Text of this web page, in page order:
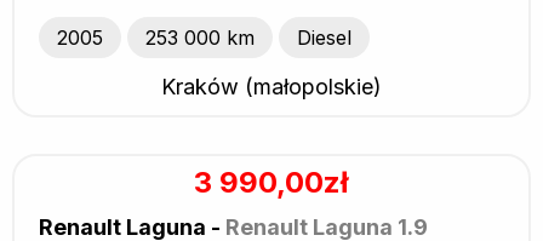
2005 253 000 km Diesel
Kraków (małopolskie)
3 990,00zł
Renault Laguna - Renault Laguna 1.9